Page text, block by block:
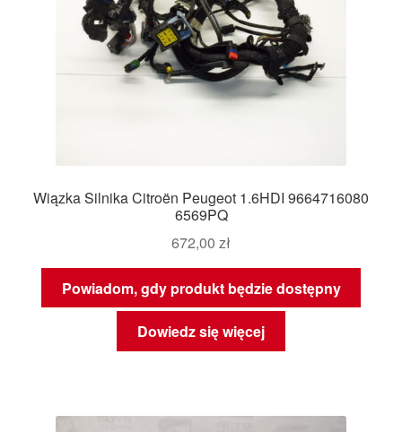
Wiązka Silnika Citroën Peugeot 1.6HDI 9664716080
6569PQ
672,00 zł
Powiadom, gdy produkt będzie dostępny
Dowiedz się więcej